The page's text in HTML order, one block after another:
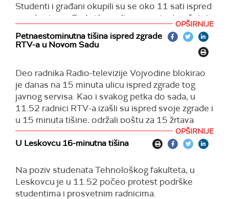
Studenti i građani okupili su se oko 11 sati ispred
zgrade starog Suda i krenuli su u protestnu šetnju
do Palate pravde u Kragujevcu.
Na tom mestu su petnaestominutnom tišinom
Okupljeni su protestovali ispred zgrade Palate
pravde do 12.45.
Protest je protekao bez incidenata, a organizovali
su ga studenti sa šest državnih fakulteta u
Poštu žrtvama novosadske tragedije, odali su i
"Solidarnost", Narodnoj biblioteci "Vuk Karadžić" i
zdravstveni radnici, koji su na 15 minuta blokirali
Zmaj Jovinu ulicu.
OPŠIRNIJE
Petnaestominutna tišina ispred zgrade
RTV-a u Novom Sadu
Deo radnika Radio-televizije Vojvodine blokirao
je danas na 15 minuta ulicu ispred zgrade tog
javnog servisa. Kao i svakog petka do sada, u
11.52 radnici RTV-a izašli su ispred svoje zgrade i
u 15 minuta tišine, održali poštu za 15 žrtava
tragedije na Železničkoj stanici.
Radnici su raširili veliki crni flor i transparent
Prethodno je skupljeno više od 2.000 potpisa na
javnoj peticiji za smenu glavnog i odgovornog
OPŠIRNIJE
U Leskovcu 16-minutna tišina
Na poziv studenata Tehnološkog fakulteta, u
Leskovcu je u 11.52 počeo protest podrške
studentima i prosvetnim radnicima.